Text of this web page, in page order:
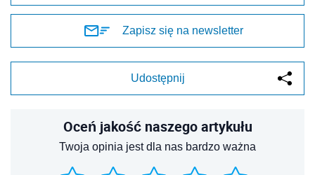
Zapisz się na newsletter
Udostępnij
Oceń jakość naszego artykułu
Twoja opinia jest dla nas bardzo ważna